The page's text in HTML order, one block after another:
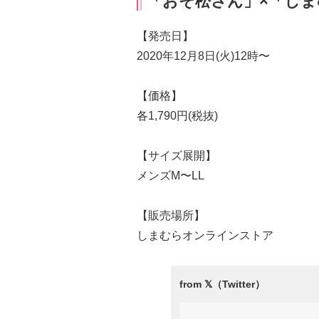
【発売日】
2020年12月8日(火)12時〜
【価格】
各1,790円(税抜)
【サイズ展開】
メンズM〜LL
【販売場所】
しまむらオンラインストア